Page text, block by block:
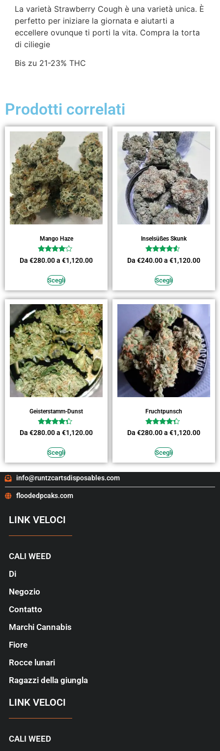
La varietà Strawberry Cough è una varietà unica. È
perfetto per iniziare la giornata e aiutarti a
eccellere ovunque ti porti la vita. Compra la torta
di ciliegie
Bis zu 21-23% THC
Prodotti correlati
Mango Haze
Valutato
3.91
Da €280.00a €1,120.00
Scegli
Inselsüßes Skunk
Valutato
4.27
Da €240.00a €1,120.00
Scegli
Geisterstamm-Dunst
Valutato
4.09
Da €280.00a €1,120.00
Scegli
Fruchtpunsch
Valutato
4.09
Da €280.00a €1,120.00
Scegli
info@runtzcartsdisposables.com
floodedpcaks.com
LINK VELOCI
CALI WEED
Di
Negozio
Contatto
Marchi Cannabis
Fiore
Rocce lunari
Ragazzi della giungla
LINK VELOCI
CALI WEED